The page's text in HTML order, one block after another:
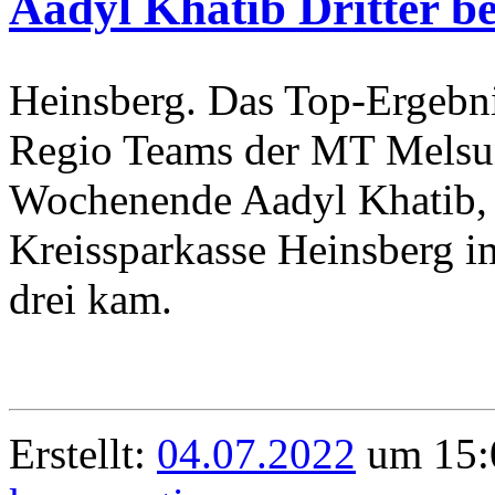
Heinsberg. Das Top-
Regio Teams der MT
Wochenende Aadyl
Kreissparkasse Heinsberg
drei kam.
Erstellt: 04.07.2022 um